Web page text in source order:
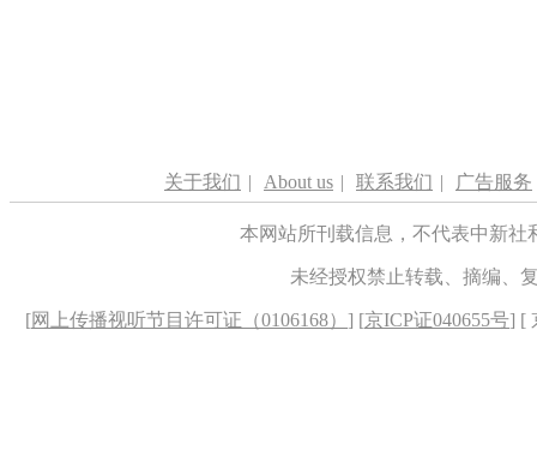
关于我们 | About us | 联系我们 | 广告服务
本网站所刊载信息，不代表中新
未经授权禁止转载、摘编、
[网上传播视听节目许可证（0106168） ] [京ICP证040655号] [